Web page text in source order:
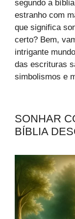
segundo a
estranho com
que significa
certo? Bem,
intrigante
das escrituras
simbolismos e
SONHAR
BÍBLIA